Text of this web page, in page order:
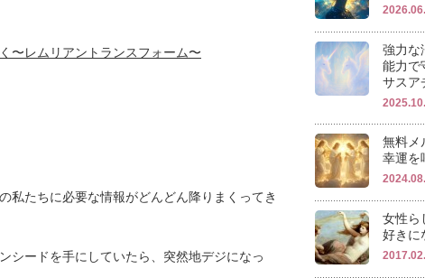
〜レムリアントランスフォーム〜
私たちに必要な情報がどんどん降りまくってき
シードを手にしていたら、突然地デジになっ
強力な
能力で
サスア
無料メ
幸運を
女性ら
好きに